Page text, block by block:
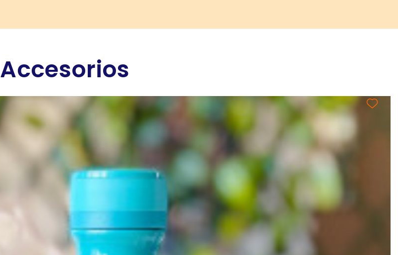
Accesorios